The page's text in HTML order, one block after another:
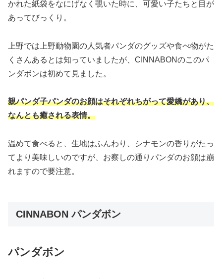
かれた紙袋をなにげなく覗いた時に、可愛い子たちと目が
あってびっくり。
上野では上野動物園の人気者パンダのグッズや食べ物がた
くさんあるとは知っていましたが、CINNABONのこのパ
ンダボンは初めて見ました。
親パンダ子パンダのお顔はそれぞれちがって愛嬌があり、
なんとも癒される表情。
温めて食べると、生地はふんわり、シナモンの香りがたっ
てより美味しいのですが、お察しの通りパンダのお顔は崩
れますので要注意。
CINNABON パンダボン
パンダボン